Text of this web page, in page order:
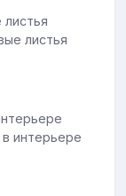
листья
интерьере